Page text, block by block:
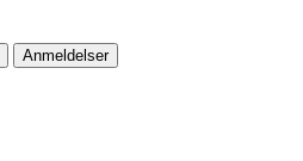
Anmeldelser